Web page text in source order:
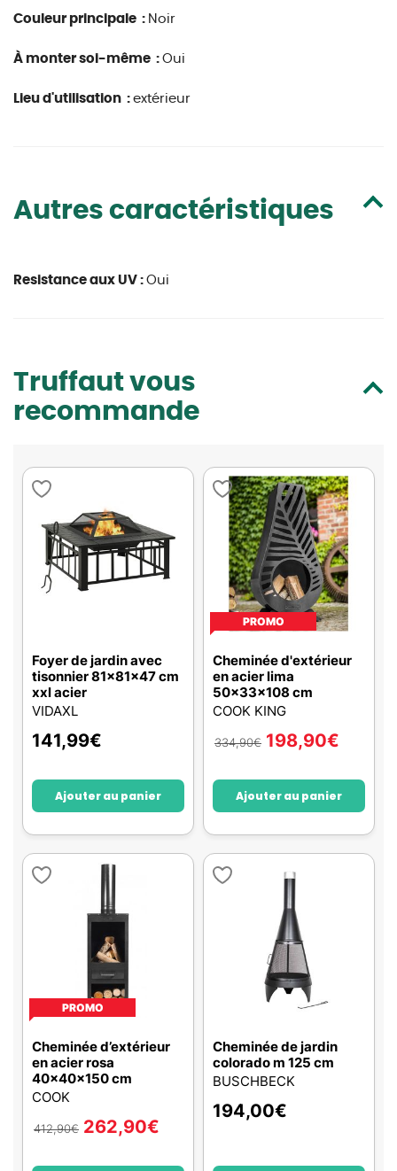
Couleur principale : Noir
À monter soi-même : Oui
Lieu d'utilisation : extérieur
Autres caractéristiques
Resistance aux UV : Oui
Truffaut vous
recommande
Foyer de jardin avec
tisonnier 81x81x47 cm
xxl acier
VIDAXL
141,99€
Ajouter au panier
PROMO
Cheminée d'extérieur
en acier lima
50x33x108 cm
COOK KING
334,90€ 198,90€
Ajouter au panier
PROMO
Cheminée d’extérieur
en acier rosa
40x40x150 cm
COOK
412,90€ 262,90€
Cheminée de jardin
colorado m 125 cm
BUSCHBECK
194,00€